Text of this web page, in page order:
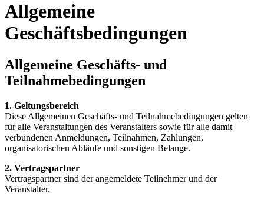
Allgemeine
Geschäftsbedingungen
Allgemeine Geschäfts- und
Teilnahmebedingungen
1. Geltungsbereich
Diese Allgemeinen Geschäfts- und Teilnahmebedingungen gelten
für alle Veranstaltungen des Veranstalters sowie für alle damit
verbundenen Anmeldungen, Teilnahmen, Zahlungen,
organisatorischen Abläufe und sonstigen Belange.
2. Vertragspartner
Vertragspartner sind der angemeldete Teilnehmer und der
Veranstalter.